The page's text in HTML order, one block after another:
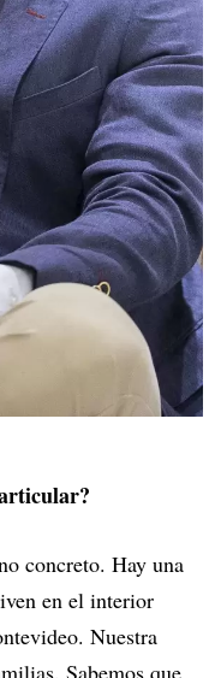
concreto. Hay una
en el interior
Nuestra